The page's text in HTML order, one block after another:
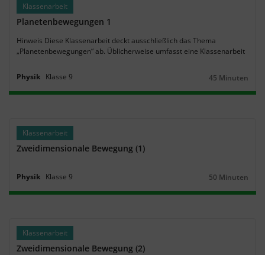
Klassenarbeit
Planetenbewegungen 1
Hinweis Diese Klassenarbeit deckt ausschließlich das Thema
„Planetenbewegungen“ ab. Üblicherweise umfasst eine Klassenarbeit
alle Themen bearbeiten, die ihr behandelt habt.
Physik Klasse 9
Dauer:
45 Minuten
Klassenarbeit
Zweidimensionale Bewegung (1)
Physik Klasse 9
Dauer:
50 Minuten
Klassenarbeit
Zweidimensionale Bewegung (2)